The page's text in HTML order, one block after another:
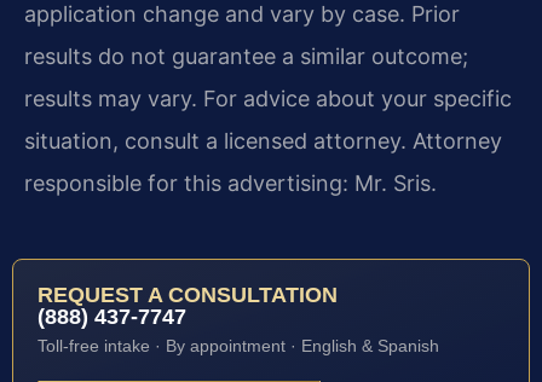
application change and vary by case. Prior
results do not guarantee a similar outcome;
results may vary. For advice about your specific
situation, consult a licensed attorney. Attorney
responsible for this advertising: Mr. Sris.
REQUEST A CONSULTATION
(888) 437-7747
Toll-free intake · By appointment · English & Spanish